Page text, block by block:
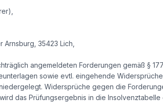
Arnsburg, 35423 Lich,
angemeldeten Forderungen gemäß §
sowie evtl. eingehende
Widersprüche gegen die
das Prüfungsergebnis in die Insolvenztabelle